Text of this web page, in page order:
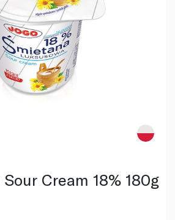
Sour Cream 18% 180g